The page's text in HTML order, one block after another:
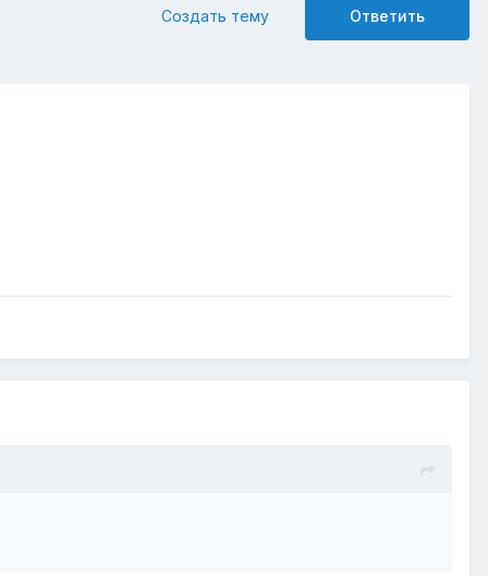
Ответить
Создать тему